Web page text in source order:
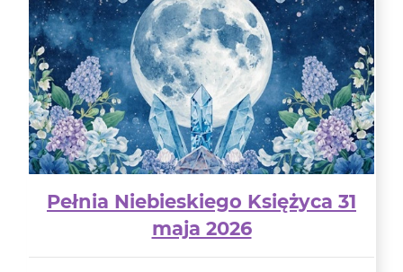
Pełnia Niebieskiego Księżyca 31
maja 2026